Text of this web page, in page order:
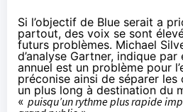
Si l’objectif de Blue serait a
partout, des voix se sont
futurs problèmes. Michael
d’analyse Gartner, indique par
annuel est un problème pour
préconise ainsi de séparer
un plus long à destination du
« puisqu’un rythme plus rapide